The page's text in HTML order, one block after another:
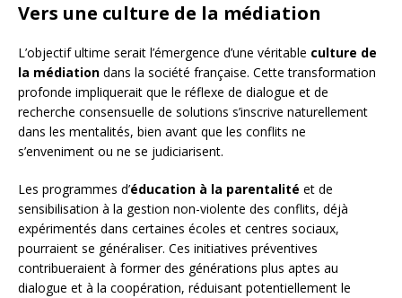
Vers une culture de la médiation
L’objectif ultime serait l’émergence d’une véritable culture de
la médiation dans la société française. Cette transformation
profonde impliquerait que le réflexe de dialogue et de
recherche consensuelle de solutions s’inscrive naturellement
dans les mentalités, bien avant que les conflits ne
s’enveniment ou ne se judiciarisent.
Les programmes d’éducation à la parentalité et de
sensibilisation à la gestion non-violente des conflits, déjà
expérimentés dans certaines écoles et centres sociaux,
pourraient se généraliser. Ces initiatives préventives
contribueraient à former des générations plus aptes au
dialogue et à la coopération, réduisant potentiellement le